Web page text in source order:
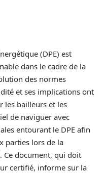
(DPE) est
dans le cadre de la
des normes
et ses implications ont
les bailleurs et les
de naviguer avec
entourant le DPE afin
parties lors de la
Ce document, qui doit
certifié, informe sur la